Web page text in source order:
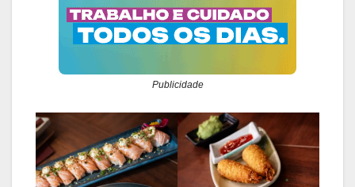
Publicidade